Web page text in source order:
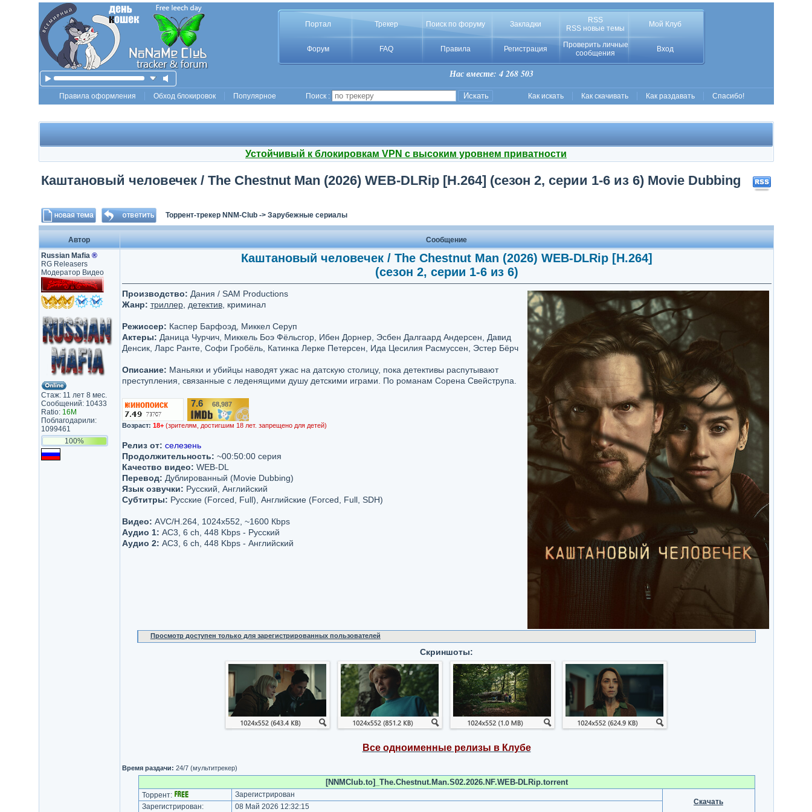
Портал Трекер Поиск по форуму Закладки
RSS
RSS новые темы
Мой Клуб
Форум FAQ Правила Регистрация
Проверить личные
сообщения
Вход
Нас вместе: 4 268 503
Правила оформления Обход блокировок Популярное Поиск : Как искать Как скачивать Как раздавать Спасибо!
Устойчивый к блокировкам VPN с высоким уровнем приватности
Каштановый человечек / The Chestnut Man (2026) WEB-DLRip [H.264] (сезон 2, серии 1-6 из 6) Movie Dubbing
Торрент-трекер NNM-Club-> Зарубежные сериалы
Автор
Сообщение
Russian Mafia ®
RG Releasers
Модератор Видео
Стаж: 11 лет 8 мес.
Сообщений: 10433
Ratio: 16M
Поблагодарили:
1099461
100%
Каштановый человечек / The Chestnut Man (2026) WEB-DLRip [H.264]
(сезон 2, серии 1-6 из 6)
Производство: Дания / SAM Productions
Жанр: триллер, детектив, криминал
Режиссер: Каспер Барфоэд, Миккел Серуп
Актеры: Даница Чурчич, Миккель Боэ Фёльсгор, Ибен Дорнер, Эсбен Далгаард Андерсен, Давид
Денсик, Ларс Ранте, Софи Гробёль, Катинка Лерке Петерсен, Ида Цесилия Расмуссен, Эстер Бёрч
Описание: Маньяки и убийцы наводят ужас на датскую столицу, пока детективы распутывают
преступления, связанные с леденящими душу детскими играми. По романам Сорена Свейструпа.
7.6/10 68,987
Возраст: 18+ (зрителям, достигшим 18 лет. запрещено для детей)
Релиз от: селезень
Продолжительность: ~00:50:00 серия
Качество видео: WEB-DL
Перевод: Дублированный (Movie Dubbing)
Язык озвучки: Русский, Английский
Субтитры: Русские (Forced, Full), Английские (Forced, Full, SDH)
Видео: АVC/H.264, 1024х552, ~1600 Кbps
Аудио 1: AC3, 6 ch, 448 Kbps - Русский
Аудио 2: AC3, 6 ch, 448 Kbps - Английский
Просмотр доступен только для зарегистрированных пользователей
Скриншоты:
Все одноименные релизы в Клубе
Время раздачи: 24/7 (мультитрекер)
[NNMClub.to]_The.Chestnut.Man.S02.2026.NF.WEB-DLRip.torrent
Торрент:
Зарегистрирован
Скачать
Зарегистрирован: 08 Май 2026 12:32:15